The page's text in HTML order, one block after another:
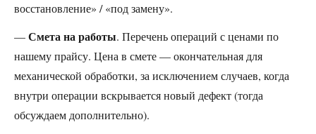
восстановление» / «под замену».
—Смета на работы. Перечень операций с ценами по
нашему прайсу. Цена в смете — окончательная для
механической обработки, за исключением случаев, когда
внутри операции вскрывается новый дефект (тогда
обсуждаем дополнительно).